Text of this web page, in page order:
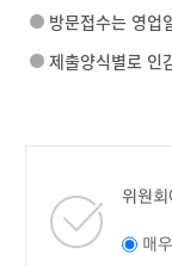
방문접수는 영
제출양식별로 인
위원
매